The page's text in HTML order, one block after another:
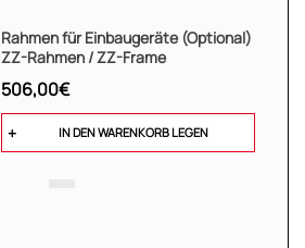
Rahmen für Einbaugeräte (Optional)
ZZ-Rahmen / ZZ-Frame
506,00€
IN DEN WARENKORB LEGEN